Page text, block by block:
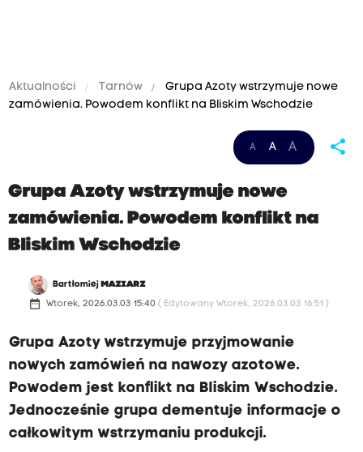
Aktualności Tarnów
Grupa Azoty wstrzymuje nowe
zamówienia. Powodem konflikt na Bliskim Wschodzie
A A A share
Grupa Azoty wstrzymuje nowe
zamówienia. Powodem konflikt na
Bliskim Wschodzie
Bartłomiej MAZIARZ
date_range Wtorek, 2026.03.03 15:40 ( Edytowany Wtorek, 2026.03.03 16:51 )
Grupa Azoty wstrzymuje przyjmowanie
nowych zamówień na nawozy azotowe.
Powodem jest konflikt na Bliskim Wschodzie.
Jednocześnie grupa dementuje informacje o
całkowitym wstrzymaniu produkcji.